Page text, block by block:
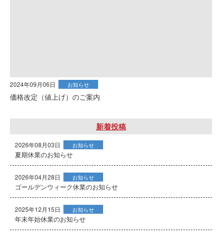
2024年09月06日 お知らせ
価格改定（値上げ）のご案内
新着投稿
2026年08月03日 お知らせ
夏期休業のお知らせ
2026年04月28日 お知らせ
ゴールデンウィーク休業のお知らせ
2025年12月15日 お知らせ
年末年始休業のお知らせ